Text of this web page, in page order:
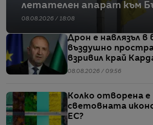
летателен апарат към
08.08.2026 / 18:08
Дрон е навлязъл в
въздушно
взривил край
Радев
08.08.2026 / 09:56
Колко отворена е
световната
ЕС?